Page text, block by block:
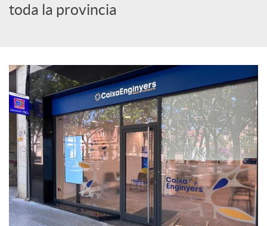
i
a
l
e
s
toda la provincia